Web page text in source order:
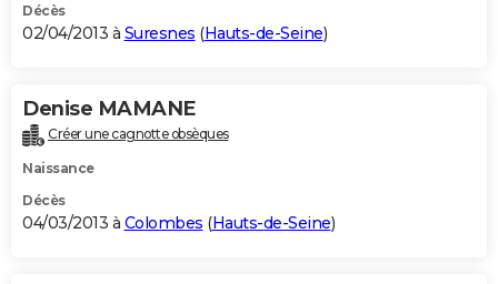
Décès
02/04/2013 à Suresnes (Hauts-de-Seine)
Denise MAMANE
Créer une cagnotte obsèques
Naissance
Décès
04/03/2013 à Colombes (Hauts-de-Seine)